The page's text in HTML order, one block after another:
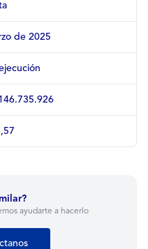
de 2025
ayudarte a hacerlo